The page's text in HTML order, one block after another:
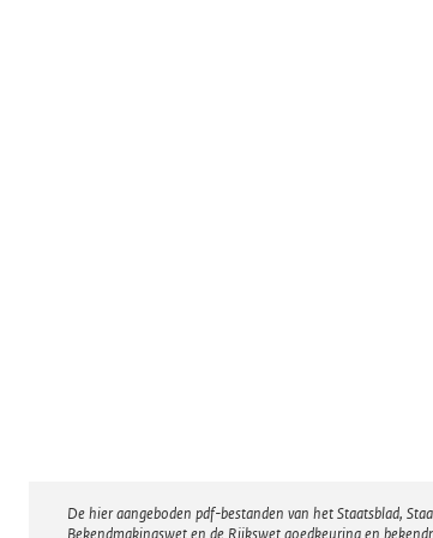
Disclaimer
De hier aangeboden pdf-bestanden van het Staatsblad,
Bekendmakingswet en de Rijkswet goedkeuring en